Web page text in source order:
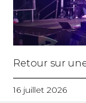
Retour sur
16 juillet 2026